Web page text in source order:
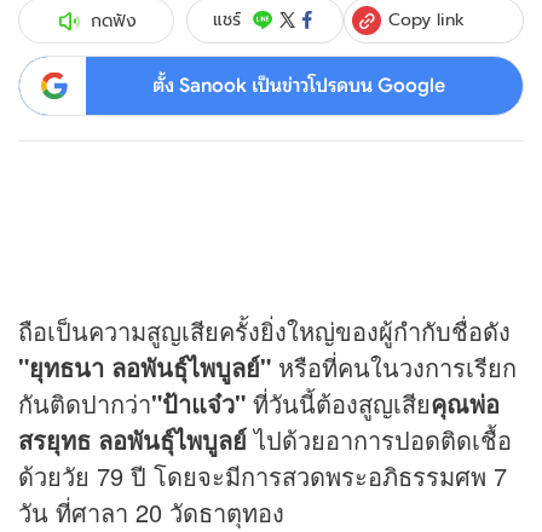
กดฟัง แชร์ Copy link
ตั้ง Sanook เป็นข่าวโปรดบน Google
ถือเป็นความสูญเสียครั้งยิ่งใหญ่ของผู้กำกับชื่อดัง
"ยุทธนา ลอพันธุ์ไพบูลย์" หรือที่คนในวงการเรียก
กันติดปากว่า"ป้าแจ๋ว" ที่วันนี้ต้องสูญเสียคุณพ่อ
สรยุทธ ลอพันธุ์ไพบูลย์ไปด้วยอาการปอดติดเชื้อ
ด้วยวัย 79 ปี โดยจะมีการสวดพระอภิธรรมศพ 7
วัน ที่ศาลา 20 วัดธาตุทอง